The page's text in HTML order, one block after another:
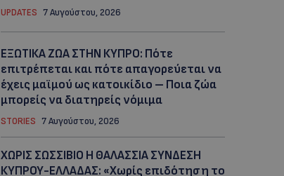
UPDATES 7 Αυγούστου, 2026
ΕΞΩΤΙΚΑ ΖΩΑ ΣΤΗΝ ΚΥΠΡΟ: Πότε
επιτρέπεται και πότε απαγορεύεται να
έχεις μαϊμού ως κατοικίδιο – Ποια ζώα
μπορείς να διατηρείς νόμιμα
STORIES 7 Αυγούστου, 2026
ΧΩΡΙΣ ΣΩΣΣΙΒΙΟ Η ΘΑΛΑΣΣΙΑ ΣΥΝΔΕΣΗ
ΚΥΠΡΟΥ-ΕΛΛΑΔΑΣ: «Χωρίς επιδότηση το